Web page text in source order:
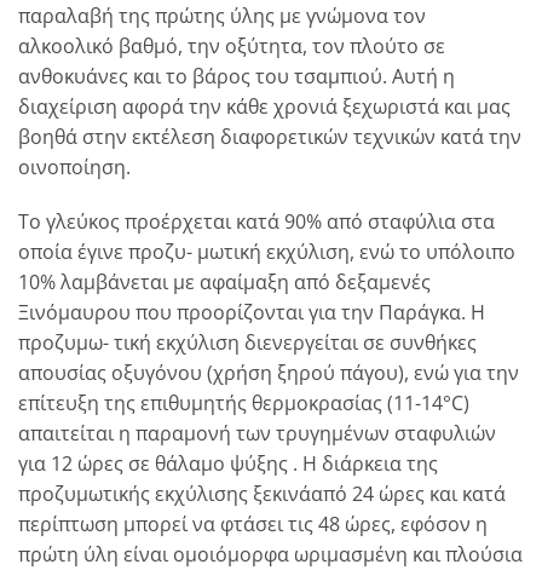
παραλαβή της πρώτης ύλης με γνώμονα τον
αλκοολικό βαθμό, την οξύτητα, τον πλούτο σε
ανθοκυάνες και το βάρος του τσαμπιού. Αυτή η
διαχείριση αφορά την κάθε χρονιά ξεχωριστά και μας
βοηθά στην εκτέλεση διαφορετικών τεχνικών κατά την
οινοποίηση.
Το γλεύκος προέρχεται κατά 90% από σταφύλια στα
οποία έγινε προζυ- μωτική εκχύλιση, ενώ το υπόλοιπο
10% λαμβάνεται με αφαίμαξη από δεξαμενές
Ξινόμαυρου που προορίζονται για την Παράγκα. Η
προζυμω- τική εκχύλιση διενεργείται σε συνθήκες
απουσίας οξυγόνου (χρήση ξηρού πάγου), ενώ για την
επίτευξη της επιθυμητής θερμοκρασίας (11-14°C)
απαιτείται η παραμονή των τρυγημένων σταφυλιών
για 12 ώρες σε θάλαμο ψύξης . Η διάρκεια της
προζυμωτικής εκχύλισης ξεκινάαπό 24 ώρες και κατά
περίπτωση μπορεί να φτάσει τις 48 ώρες, εφόσον η
πρώτη ύλη είναι ομοιόμορφα ωριμασμένη και πλούσια